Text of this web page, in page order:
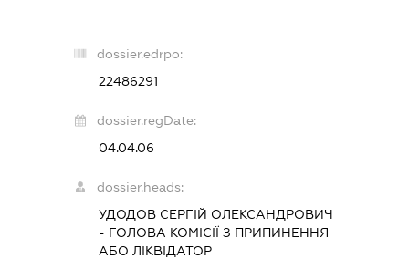
-
dossier.edrpo:
22486291
dossier.regDate:
04.04.06
dossier.heads:
УДОДОВ СЕРГІЙ ОЛЕКСАНДРОВИЧ
- ГОЛОВА КОМІСІЇ З ПРИПИНЕННЯ
АБО ЛІКВІДАТОР